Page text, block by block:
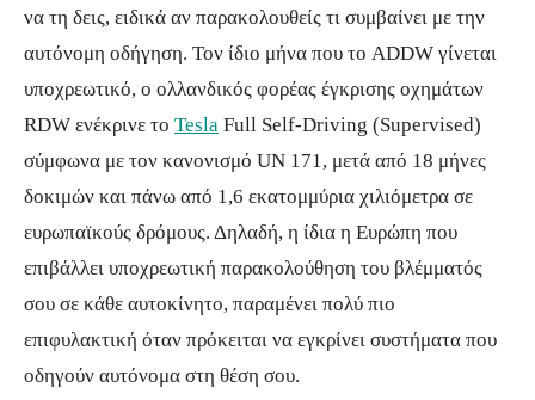
να τη δεις, ειδικά αν παρακολουθείς τι συμβαίνει με την
αυτόνομη οδήγηση. Τον ίδιο μήνα που το ADDW γίνεται
υποχρεωτικό, ο ολλανδικός φορέας έγκρισης οχημάτων
RDW ενέκρινε το Tesla Full Self-Driving (Supervised)
σύμφωνα με τον κανονισμό UN 171, μετά από 18 μήνες
δοκιμών και πάνω από 1,6 εκατομμύρια χιλιόμετρα σε
ευρωπαϊκούς δρόμους. Δηλαδή, η ίδια η Ευρώπη που
επιβάλλει υποχρεωτική παρακολούθηση του βλέμματός
σου σε κάθε αυτοκίνητο, παραμένει πολύ πιο
επιφυλακτική όταν πρόκειται να εγκρίνει συστήματα που
οδηγούν αυτόνομα στη θέση σου.